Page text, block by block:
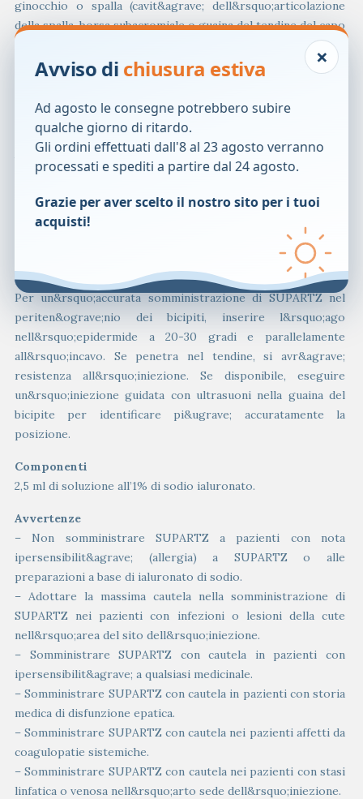
ginocchio o spalla (cavit&agrave; dell&rsquo;articolazione
della spalla, borsa subacromiale o guaina del tendine del capo
lungo del bicipite brachiale). Se il trattamento viene
somministrato in entrambe le ginocchia o spalle, usare una
Per eseguire iniezioni nella cavit&agrave; articolare del
ginocchio, inserire l&rsquo;ago nell&rsquo;articolazione in
direzione orizzontale o leggermente inclinato verso il
basso, nello spazio tra la rotula e il femore. Mentre
inusuale percepire una certa resistenza.
Nell&rsquo;articolazione scapolo-omerale, l&rsquo;ago
&egrave; solitamente inserito agevolmente dal lato
anteriore, ma &egrave; adottato anche l&rsquo;approccio
posteriore o quello laterale.
Per un&rsquo;accurata somministrazione di SUPARTZ nel
periten&ograve;nio dei bicipiti, inserire l&rsquo;ago
nell&rsquo;epidermide a 20-30 gradi e parallelamente
all&rsquo;incavo. Se penetra nel tendine, si avr&agrave;
resistenza all&rsquo;iniezione. Se disponibile, eseguire
un&rsquo;iniezione guidata con ultrasuoni nella guaina del
bicipite per identificare pi&ugrave; accuratamente la
posizione.
Componenti
2,5 ml di soluzione all’1% di sodio ialuronato.
Avvertenze
– Non somministrare SUPARTZ a pazienti con nota
ipersensibilit&agrave; (allergia) a SUPARTZ o alle
preparazioni a base di ialuronato di sodio.
– Adottare la massima cautela nella somministrazione di
SUPARTZ nei pazienti con infezioni o lesioni della cute
nell&rsquo;area del sito dell&rsquo;iniezione.
– Somministrare SUPARTZ con cautela in pazienti con
ipersensibilit&agrave; a qualsiasi medicinale.
– Somministrare SUPARTZ con cautela in pazienti con storia
medica di disfunzione epatica.
– Somministrare SUPARTZ con cautela nei pazienti affetti da
coagulopatie sistemiche.
– Somministrare SUPARTZ con cautela nei pazienti con stasi
linfatica o venosa nell&rsquo;arto sede dell&rsquo;iniezione.
×
Avviso di chiusura estiva
Ad agosto le consegne potrebbero subire
qualche giorno di ritardo.
Gli ordini effettuati dall'8 al 23 agosto verranno
processati e spediti a partire dal 24 agosto.
Grazie per aver scelto il nostro sito per i tuoi
acquisti!